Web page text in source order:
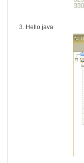
3. Hello.java